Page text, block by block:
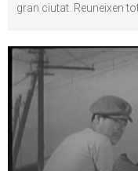
gran ciutat. Reuneixen